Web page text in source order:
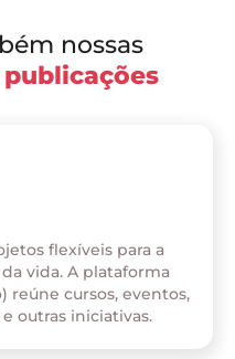
nossas
flexíveis para a
vida. A plataforma
reúne cursos, eventos,
outras iniciativas.